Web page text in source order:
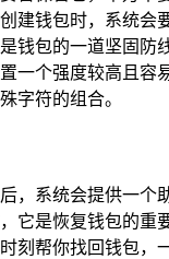
建钱包时，系统会
钱包的一道坚固防
一个强度较高且容
字符的组合。
，系统会提供一个
它是恢复钱包的重
刻帮你找回钱包，